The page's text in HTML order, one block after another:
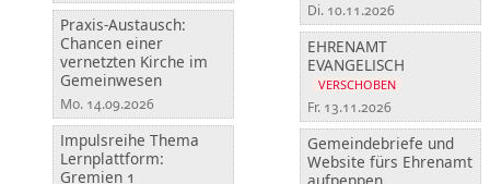
Praxis-Austausch:
Chancen einer
vernetzten Kirche im
Gemeinwesen
Mo. 14.09.2026
Impulsreihe Thema
Lernplattform:
Gremien 1
Di. 10.11.2026
EHRENAMT
EVANGELISCH
VERSCHOBEN
Fr. 13.11.2026
Gemeindebriefe und
Website fürs Ehrenamt